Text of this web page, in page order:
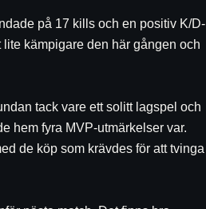
på 17 kills och en positiv K/D-
kämpigare den här gången och
tack vare ett solitt lagspel och
hem fyra MVP-utmärkelser var.
de köp som krävdes för att tvinga